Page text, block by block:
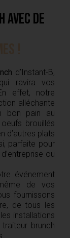
de
d’Instant-B,
ravira vos
effet, notre
alléchante
bon pain au
brouillés
d’autres plats
parfaite pour
ou
événement
de vos
fournissons
de tous les
installations
brunch